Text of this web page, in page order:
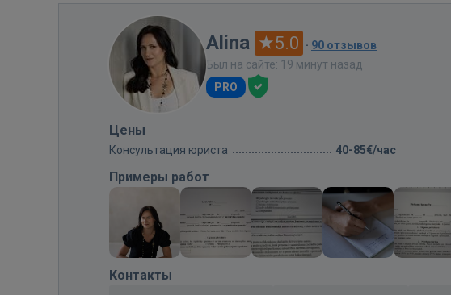
Alina 5.0 · 90 отзывов
Был на сайте: 19 минут назад
PRO
Цены
Консультация юриста 40-85€/час
Примеры работ
Контакты